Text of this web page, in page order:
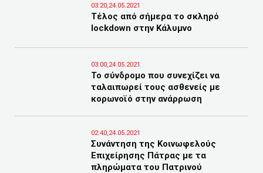
03:20,24.05.2021
Τέλος από σήμερα το σκληρό
lockdown στην Κάλυμνο
03:00,24.05.2021
Το σύνδρομο που συνεχίζει να
ταλαιπωρεί τους ασθενείς με
κορωνοϊό στην ανάρρωση
02:40,24.05.2021
Συνάντηση της Κοινωφελούς
Επιχείρησης Πάτρας με τα
πληρώματα του Πατρινού